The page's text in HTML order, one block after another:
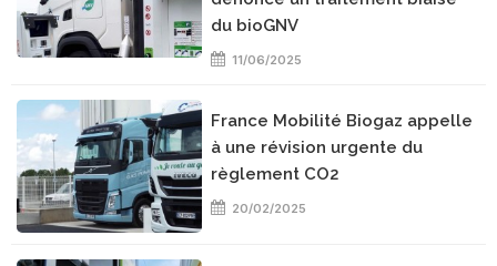
du bioGNV
11/06/2025
France Mobilité Biogaz appelle
à une révision urgente du
règlement CO2
20/02/2025